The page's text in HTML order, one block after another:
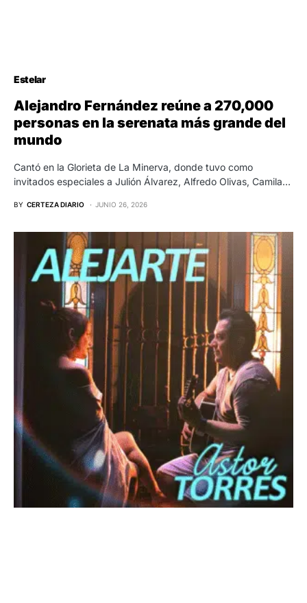
Estelar
Alejandro Fernández reúne a 270,000
personas en la serenata más grande del
mundo
Cantó en la Glorieta de La Minerva, donde tuvo como
invitados especiales a Julión Álvarez, Alfredo Olivas, Camila…
BY CERTEZA DIARIO JUNIO 26, 2026